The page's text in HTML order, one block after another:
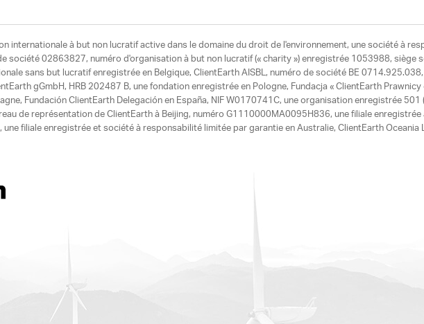
internationale à but non lucratif active dans le domaine du droit de l'environnement, une société à
société 02863827, numéro d'organisation à but non lucratif (« charity ») enregistrée 1053988, siège
sans but lucratif enregistrée en Belgique, ClientEarth AISBL, numéro de société BE
gGmbH, HRB 202487 B, une fondation enregistrée en Pologne, Fundacja « ClientEarth
Fundación ClientEarth Delegación en España, NIF W0170741C, une organisation enregistrée
de représentation de ClientEarth à Beijing, numéro G1110000MA0095H836, une filiale
filiale enregistrée et société à responsabilité limitée par garantie en Australie, ClientEarth